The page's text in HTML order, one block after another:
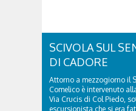
SCIVOLA SUL
DI CADORE
Attorno a mezzogiorno il
Comelico è intervenuto
Via Crucis di Col Piedo,
escursionista che si era